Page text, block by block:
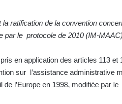
la ratification de la convention
par le protocole de 2010 (IM-
en application des articles 113
sur l’assistance administrative
de l’Europe en 1998, modifiée par